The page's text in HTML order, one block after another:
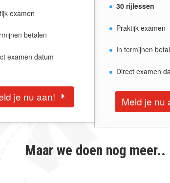
examen
betalen
examen datum
je nu aan!
30 rijlessen
Praktijk examen
In termijnen
Direct examen
Meld je nu
Maar we doen nog meer..